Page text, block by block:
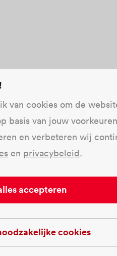
van cookies om de
basis van jouw
en verbeteren wij
en privacybeleid.
alles accepteren
noodzakelijke cookies